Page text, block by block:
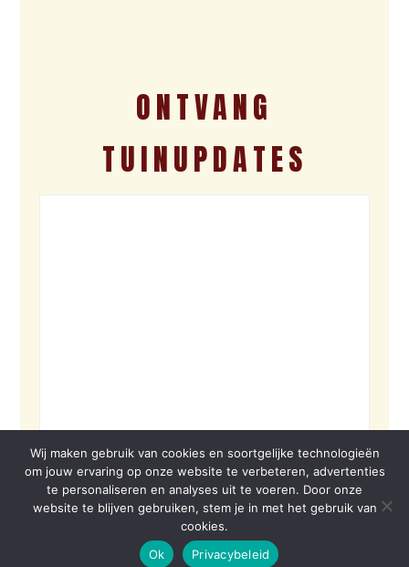
ONTVANG
TUINUPDATES
© 2026 VOLBORD | SITE BY VOLBORD
Wij maken gebruik van cookies en soortgelijke technologieën
om jouw ervaring op onze website te verbeteren, advertenties
te personaliseren en analyses uit te voeren. Door onze
website te blijven gebruiken, stem je in met het gebruik van
cookies.
Ok
Privacybeleid